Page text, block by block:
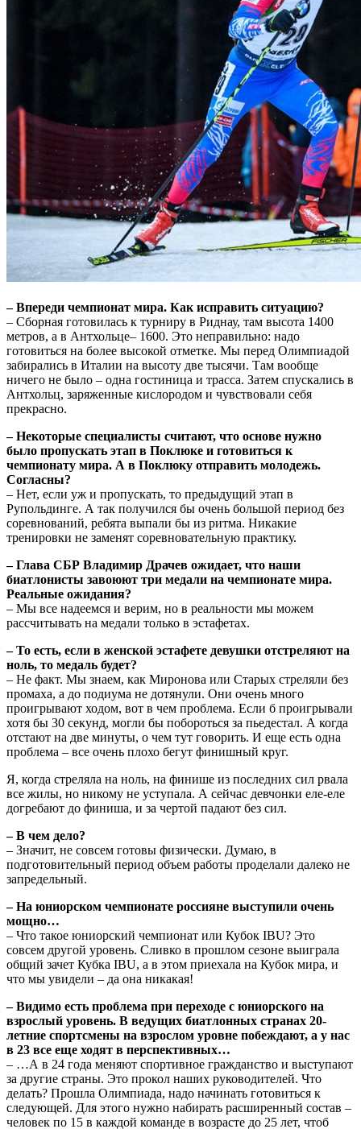
– Впереди чемпионат мира. Как исправить ситуацию?
– Сборная готовилась к турниру в Риднау, там высота 1400
метров, а в Антхольце– 1600. Это неправильно: надо
готовиться на более высокой отметке. Мы перед Олимпиадой
забирались в Италии на высоту две тысячи. Там вообще
ничего не было – одна гостиница и трасса. Затем спускались в
Антхольц, заряженные кислородом и чувствовали себя
прекрасно.
– Некоторые специалисты считают, что основе нужно
было пропускать этап в Поклюке и готовиться к
чемпионату мира. А в Поклюку отправить молодежь.
Согласны?
– Нет, если уж и пропускать, то предыдущий этап в
Рупольдинге. А так получился бы очень большой период без
соревнований, ребята выпали бы из ритма. Никакие
тренировки не заменят соревновательную практику.
– Глава СБР Владимир Драчев ожидает, что наши
биатлонисты завоюют три медали на чемпионате мира.
Реальные ожидания?
– Мы все надеемся и верим, но в реальности мы можем
рассчитывать на медали только в эстафетах.
– То есть, если в женской эстафете девушки отстреляют на
ноль, то медаль будет?
– Не факт. Мы знаем, как Миронова или Старых стреляли без
промаха, а до подиума не дотянули. Они очень много
проигрывают ходом, вот в чем проблема. Если б проигрывали
хотя бы 30 секунд, могли бы побороться за пьедестал. А когда
отстают на две минуты, о чем тут говорить. И еще есть одна
проблема – все очень плохо бегут финишный круг.
Я, когда стреляла на ноль, на финише из последних сил рвала
все жилы, но никому не уступала. А сейчас девчонки еле-еле
догребают до финиша, и за чертой падают без сил.
– В чем дело?
– Значит, не совсем готовы физически. Думаю, в
подготовительный период объем работы проделали далеко не
запредельный.
– На юниорском чемпионате россияне выступили очень
мощно…
– Что такое юниорский чемпионат или Кубок IBU? Это
совсем другой уровень. Сливко в прошлом сезоне выиграла
общий зачет Кубка IBU, а в этом приехала на Кубок мира, и
что мы увидели – да она никакая!
– Видимо есть проблема при переходе с юниорского на
взрослый уровень. В ведущих биатлонных странах 20-
летние спортсмены на взрослом уровне побеждают, а у нас
в 23 все еще ходят в перспективных…
– …А в 24 года меняют спортивное гражданство и выступают
за другие страны. Это прокол наших руководителей. Что
делать? Прошла Олимпиада, надо начинать готовиться к
следующей. Для этого нужно набирать расширенный состав –
человек по 15 в каждой команде в возрасте до 25 лет, чтоб